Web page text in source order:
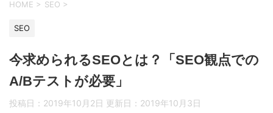
HOME > SEO >
SEO
今求められるSEOとは？「SEO観点での
A/Bテストが必要」
投稿日：2019年10月2日 更新日： 2019年10月3日